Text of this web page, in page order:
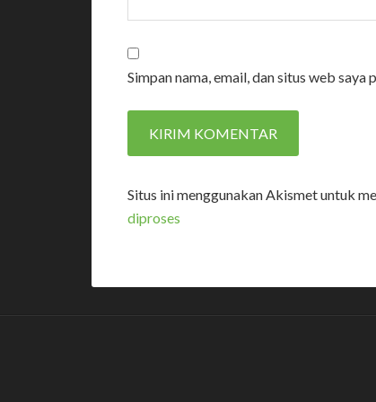
Simpan nama, email, dan situs web
Situs ini menggunakan Akismet untuk
diproses